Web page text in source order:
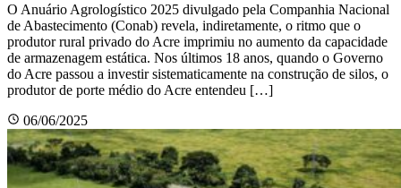
O Anuário Agrologístico 2025 divulgado pela Companhia Nacional
de Abastecimento (Conab) revela, indiretamente, o ritmo que o
produtor rural privado do Acre imprimiu no aumento da capacidade
de armazenagem estática. Nos últimos 18 anos, quando o Governo
do Acre passou a investir sistematicamente na construção de silos, o
produtor de porte médio do Acre entendeu […]
06/06/2025